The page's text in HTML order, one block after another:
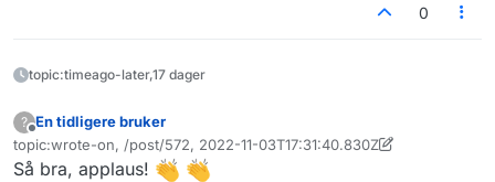
0
topic:timeago-later,17 dager
?
Frakoblet
En tidligere bruker
topic:wrote-on, /post/572, 2022-11-03T17:31:40.830Z
Sist endret av En tidligere bruker 11. mai 2022, 16:43
Så bra, applaus!